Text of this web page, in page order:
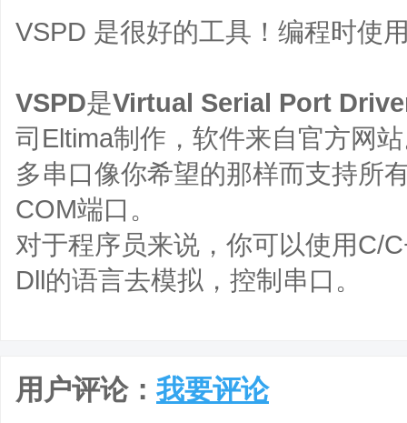
VSPD 是很好的工具！编程时使
VSPD是Virtual Serial Port
司Eltima制作，软件来自官方网
多串口像你希望的那样而支持所
COM端口。
对于程序员来说，你可以使用C/
Dll的语言去模拟，控制串口。
用户评论： 我要评论